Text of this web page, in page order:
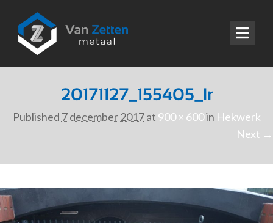
20171127_155405_lr
Published 7 december 2017at 900 × 600in Hekwerk
Next →